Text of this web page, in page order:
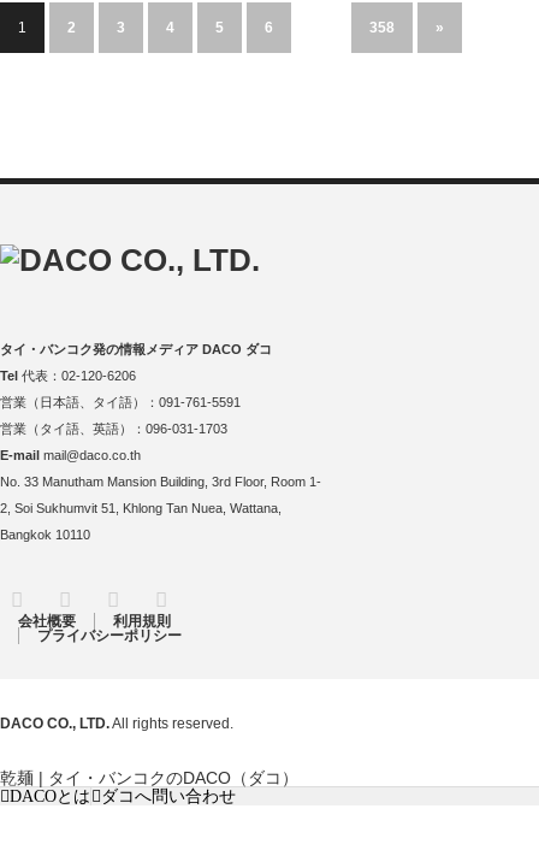
1 2 3 4 5 6 358 »
タイ・バンコク発の情報メディア DACO ダコ
Tel 代表：02-120-6206
営業（日本語、タイ語）：091-761-5591
営業（タイ語、英語）：096-031-1703
E-mail mail@daco.co.th
No. 33 Manutham Mansion Building, 3rd Floor, Room 1-
2, Soi Sukhumvit 51, Khlong Tan Nuea, Wattana,
Bangkok 10110
Twitter FacebookInstagram
会社概要
利用規則
プライバシーポリシー
DACO CO., LTD.All rights reserved.
乾麺 | タイ・バンコクのDACO（ダコ）
DACOとは ダコへ問い合わせ